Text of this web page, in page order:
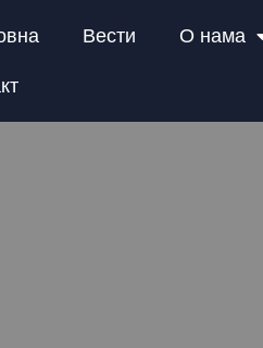
Вести О нама